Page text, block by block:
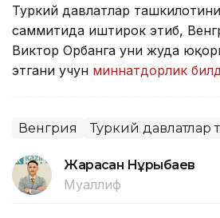
Туркий давлатлар
саммитида иштирок этиб,
Виктор Орбанга уни жуда
этгани учун миннатдорлик
Венгрия Туркий давлатлар
Жарасқан Нұрыбаев
Муаллиф